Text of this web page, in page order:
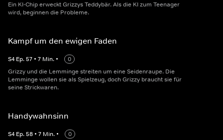
Ein KI-Chip erweckt Grizzys Teddybär. Als die KI zum Teenager
wird, beginnen die Probleme.
Kampf um den ewigen Faden
S4 Ep.57 • 7 Min. •
0
Grizzy und die Lemminge streiten um eine Seidenraupe. Die
Lemminge wollen sie als Spielzeug, doch Grizzy braucht sie für
seine Strickwaren.
Handywahnsinn
S4 Ep.58 • 7 Min. •
0